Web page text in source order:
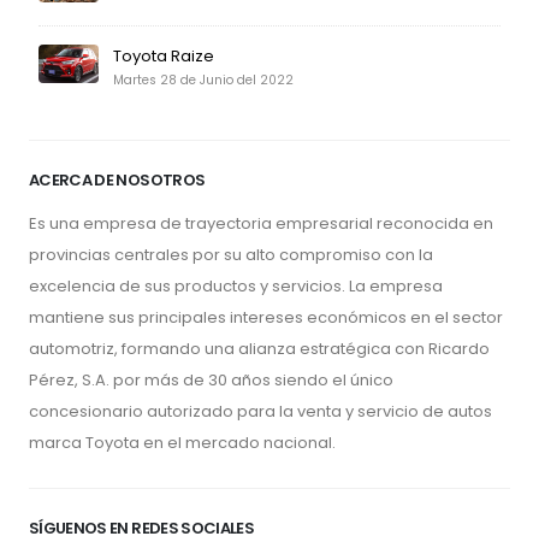
Toyota Raize
Martes 28 de Junio del 2022
ACERCA DE NOSOTROS
Es una empresa de trayectoria empresarial reconocida en
provincias centrales por su alto compromiso con la
excelencia de sus productos y servicios. La empresa
mantiene sus principales intereses económicos en el sector
automotriz, formando una alianza estratégica con Ricardo
Pérez, S.A. por más de 30 años siendo el único
concesionario autorizado para la venta y servicio de autos
marca Toyota en el mercado nacional.
SÍGUENOS EN REDES SOCIALES